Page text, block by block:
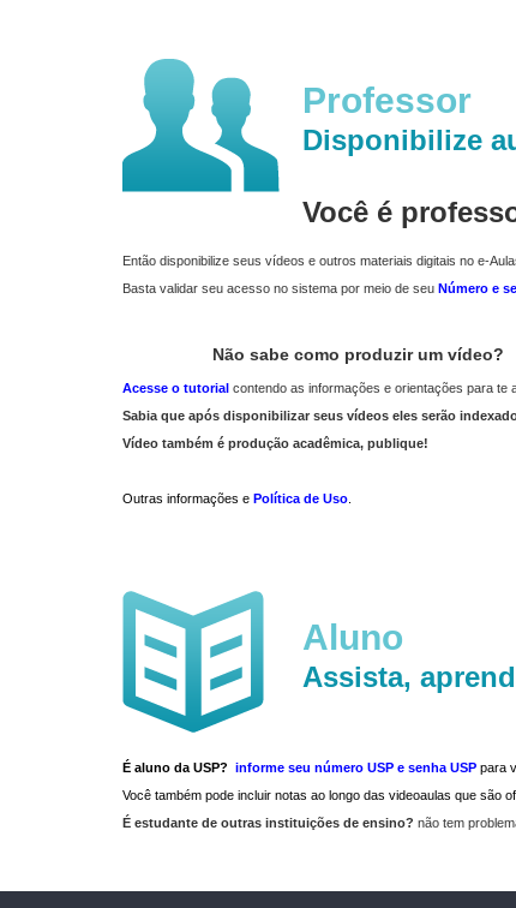
Professor
Disponibilize
Você é
Então disponibilize seus vídeos e outros materiais digitais no e-
Basta validar seu acesso no sistema por meio de seu Número e
Não sabe como produzir um vídeo?
Acesse o tutorial contendo as informações e orientações para te
Sabia que após disponibilizar seus vídeos eles serão
Vídeo também é produção acadêmica, publique!
Outras informações e Política de Uso
Aluno
Assista,
É aluno da USP? informe seu número USP e senha USP para
Você também pode incluir notas ao longo das videoaulas que são
É estudante de outras instituições de ensino? não tem